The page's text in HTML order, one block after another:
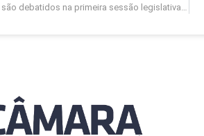
Desafios de Macaé são debatidos na primeira sessão legislativa do ano